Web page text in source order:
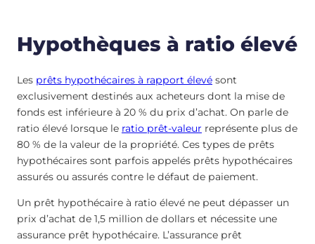
Hypothèques à ratio élevé
Les prêts hypothécaires à rapport élevé sont
exclusivement destinés aux acheteurs dont la mise de
fonds est inférieure à 20 % du prix d’achat. On parle de
ratio élevé lorsque le ratio prêt-valeur représente plus de
80 % de la valeur de la propriété. Ces types de prêts
hypothécaires sont parfois appelés prêts hypothécaires
assurés ou assurés contre le défaut de paiement.
Un prêt hypothécaire à ratio élevé ne peut dépasser un
prix d’achat de 1,5 million de dollars et nécessite une
assurance prêt hypothécaire. L’assurance prêt